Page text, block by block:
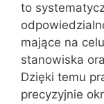
to
mające na
stanowiska
Dzięki temu
precyzyjnie